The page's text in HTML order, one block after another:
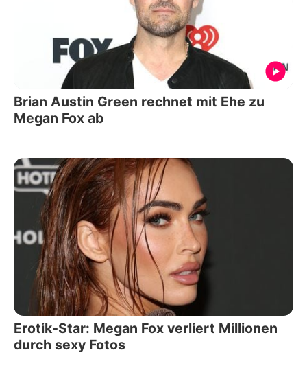
Brian Austin Green rechnet mit Ehe zu
Megan Fox ab
Erotik-Star: Megan Fox verliert Millionen
durch sexy Fotos